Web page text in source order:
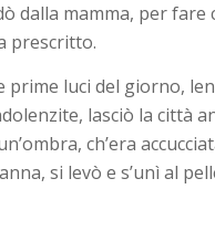
dalla mamma, per fare
prescritto.
prime luci del giorno,
lasciò la città
ch’era
si levò e s’unì al